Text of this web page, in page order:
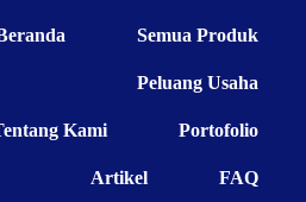
Semua Produk
Peluang Usaha
Kami Portofolio
Artikel FAQ